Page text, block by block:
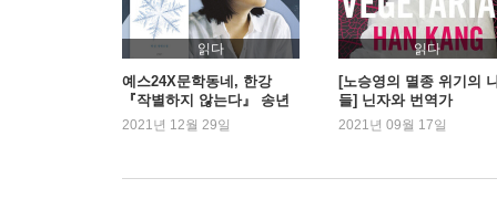
읽다
예스24X문학동네, 한강
『작별하지 않는다』 송년
낭독회 성료
2021년 12월 29일
읽다
[노승영의 멸종 위기의
들] 닌자와 번역가
2021년 09월 17일